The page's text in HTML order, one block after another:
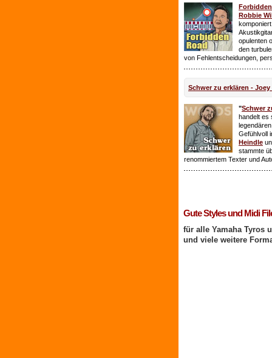
Robbie
opulenten
den
von Fehlentscheidungen,
Schwer zu erklären - Joey
"Schwer
handelt es
Gefühlvoll
Heindle
stammte
renommiertem Texter und
Gute Styles und Midi
für alle Yamaha Tyros
und viele weitere